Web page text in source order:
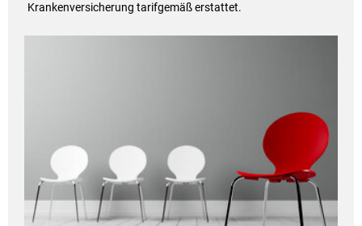
Krankenversicherung tarifgemäß erstattet.